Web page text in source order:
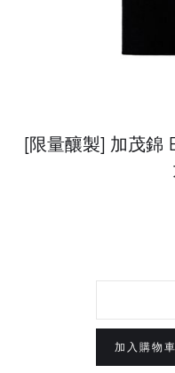
[限量釀製] 加茂錦